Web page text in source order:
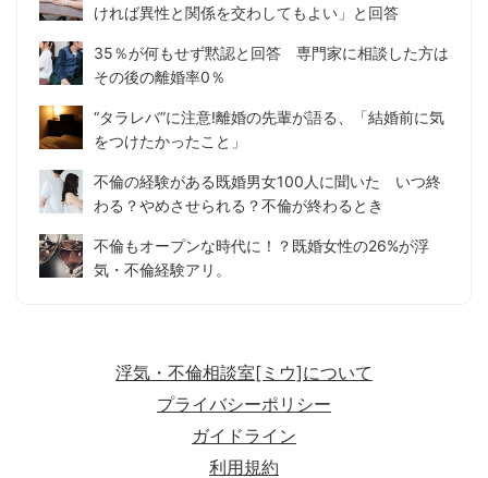
ければ異性と関係を交わしてもよい」と回答
35％が何もせず黙認と回答 専門家に相談した方は
その後の離婚率0％
“タラレバ”に注意!離婚の先輩が語る、「結婚前に気
をつけたかったこと」
不倫の経験がある既婚男女100人に聞いた いつ終
わる？やめさせられる？不倫が終わるとき
不倫もオープンな時代に！？既婚女性の26%が浮
気・不倫経験アリ。
浮気・不倫相談室[ミウ]について
プライバシーポリシー
ガイドライン
利用規約